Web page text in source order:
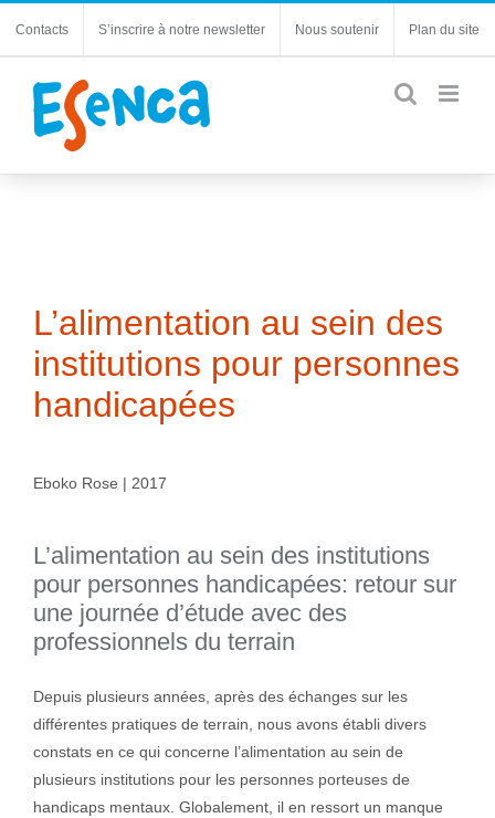
Contacts S’inscrire à notre newsletter Nous soutenir Plan du site
L’alimentation au sein des
institutions pour personnes
handicapées
Eboko Rose | 2017
L’alimentation au sein des institutions
pour personnes handicapées: retour sur
une journée d’étude avec des
professionnels du terrain
Depuis plusieurs années, après des échanges sur les
différentes pratiques de terrain, nous avons établi divers
constats en ce qui concerne l’alimentation au sein de
plusieurs institutions pour les personnes porteuses de
handicaps mentaux. Globalement, il en ressort un manque